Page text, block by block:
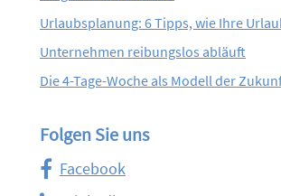
Urlaubsplanung: 6 Tipps, wie Ihre
Unternehmen reibungslos abläuft
Die 4-Tage-Woche als Modell der
Folgen Sie uns
Facebook